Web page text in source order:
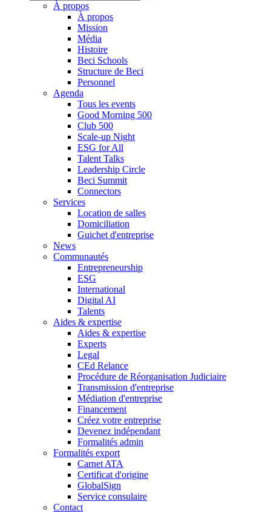
À propos
À propos
Mission
Média
Histoire
Beci Schools
Structure de Beci
Personnel
Agenda
Tous les events
Good Morning 500
Club 500
Scale-up Night
ESG for All
Talent Talks
Leadership Circle
Beci Summit
Connectors
Services
Location de salles
Domiciliation
Guichet d'entreprise
News
Communautés
Entrepreneurship
ESG
International
Digital AI
Talents
Aides & expertise
Aides & expertise
Experts
Legal
CEd Relance
Procédure de Réorganisation Judiciaire
Transmission d'entreprise
Médiation d'entreprise
Financement
Créez votre entreprise
Devenez indépendant
Formalités admin
Formalités export
Carnet ATA
Certificat d'origine
GlobalSign
Service consulaire
Contact